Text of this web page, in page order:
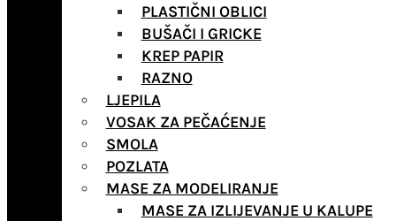
PLASTIČNI OBLICI
BUŠAČI I GRICKE
KREP PAPIR
RAZNO
LJEPILA
VOSAK ZA PEČAĆENJE
SMOLA
POZLATA
MASE ZA MODELIRANJE
MASE ZA IZLIJEVANJE U KALUPE